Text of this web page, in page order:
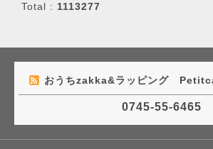
Total : 1113277
おうちzakka&ラッピング
0745-55-6465